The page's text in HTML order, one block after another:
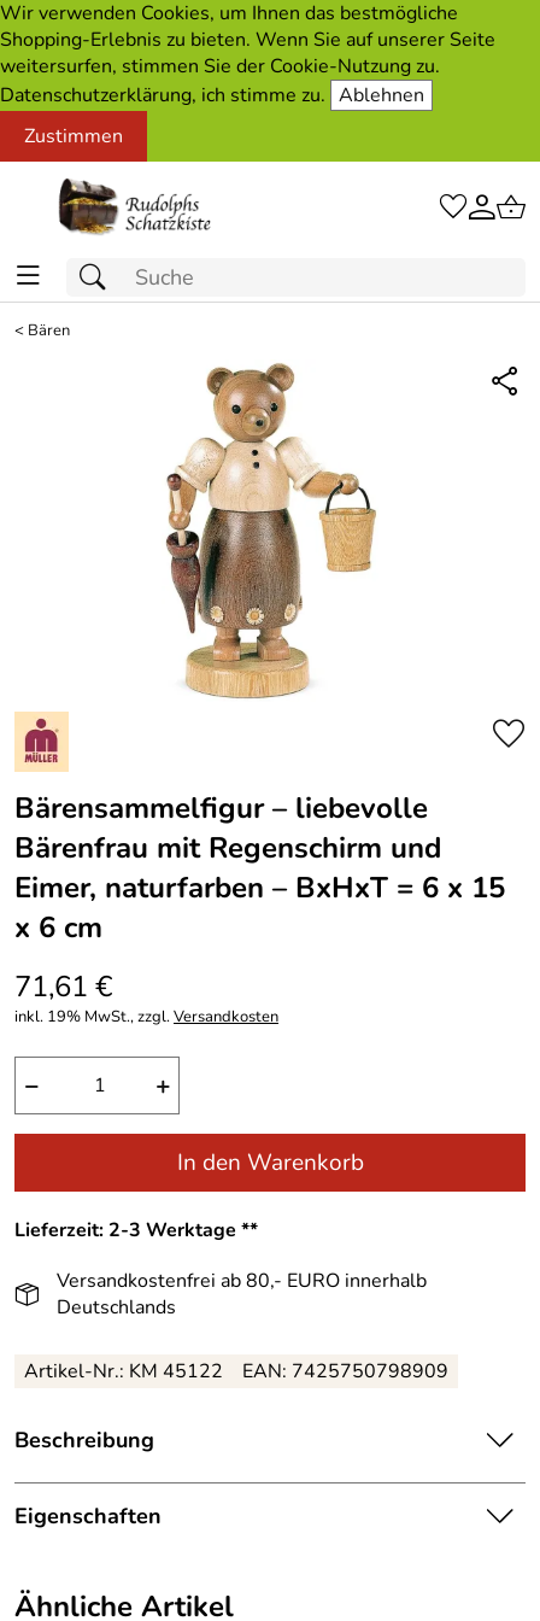
Wir verwenden Cookies, um Ihnen das bestmögliche
Shopping-Erlebnis zu bieten. Wenn Sie auf unserer Seite
weitersurfen, stimmen Sie der Cookie-Nutzung zu.
Datenschutzerklärung, ich stimme zu. Ablehnen
Zustimmen
< Bären
Bärensammelfigur – liebevolle
Bärenfrau mit Regenschirm und
Eimer, naturfarben – BxHxT = 6 x 15
x 6 cm
71,61 €
inkl. 19% MwSt., zzgl.Versandkosten
− +
In den Warenkorb
Lieferzeit: 2-3 Werktage **
Versandkostenfrei ab 80,- EURO innerhalb
Deutschlands
Artikel-Nr.: KM 45122 EAN: 7425750798909
Beschreibung
Zauberhafte Bärensammelfigur Bärenfrau mit
Regenschirm – Größe ca. 15 cm
verzaubert mit einer Größe von 15 cm und detailverliebter
Gestaltung. Die liebevoll geschnitzte Bärenfrau steht fest
Eigenschaften
Ähnliche Artikel